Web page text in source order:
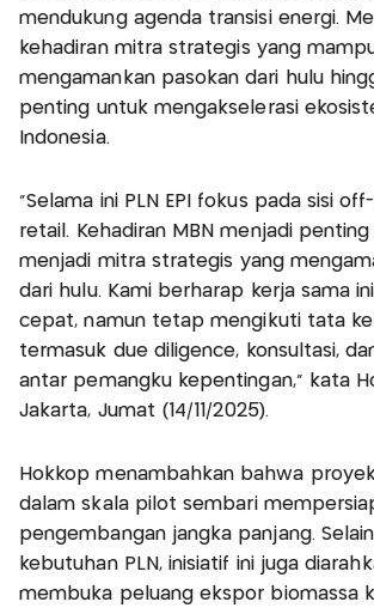
mendukung agenda transisi energi.
kehadiran mitra strategis yang
mengamankan pasokan dari hulu
penting untuk mengakselerasi
Indonesia.
“Selama ini PLN EPI fokus pada sisi
retail. Kehadiran MBN menjadi
menjadi mitra strategis yang
dari hulu. Kami berharap kerja sama
cepat, namun tetap mengikuti tata
termasuk due diligence, konsultasi,
antar pemangku kepentingan,” kata
Jakarta, Jumat (14/11/2025).
Hokkop menambahkan bahwa
dalam skala pilot sembari
pengembangan jangka panjang.
kebutuhan PLN, inisiatif ini juga
membuka peluang ekspor biomassa